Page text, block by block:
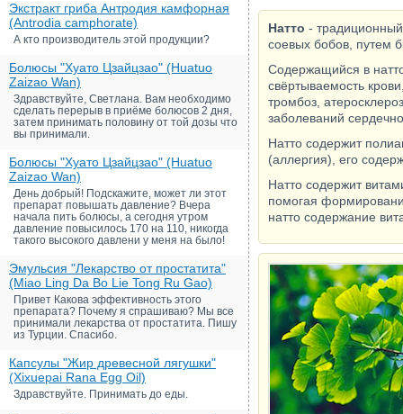
Экстракт гриба Антродия камфорная
(Antrodia camphorate)
А кто производитель этой продукции?
Болюсы "Хуато Цзайцзао" (Huatuo
Zaizao Wan)
Здравствуйте, Светлана. Вам необходимо
сделать перерыв в приёме болюсов 2 дня,
затем принимать половину от той дозы что
вы принимали.
Болюсы "Хуато Цзайцзао" (Huatuo
Zaizao Wan)
День добрый! Подскажите, может ли этот
препарат повышать давление? Вчера
начала пить болюсы, а сегодня утром
давление повысилось 170 на 110, никогда
такого высокого давлени у меня на было!
Эмульсия "Лекарство от простатита"
(Miao Ling Da Bo Lie Tong Ru Gao)
Привет Какова эффективность этого
препарата? Почему я спрашиваю? Мы все
принимали лекарства от простатита. Пишу
из Турции. Спасибо.
Капсулы "Жир древесной лягушки"
(Xixuepai Rana Egg Oil)
Здравствуйте. Принимать до еды.
Натто -
соевых бобов, путем
Содержащийся в
свёртываемость
тромбоз,
заболеваний
Натто содержит
(аллергия), его
Натто содержит
помогая
натто содержание